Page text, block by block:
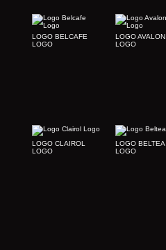
LOGO AVALON
LOGO
LOGO BELCAFE
LOGO
LOGO BELTEA
LOGO
LOGO CLAIROL
LOGO